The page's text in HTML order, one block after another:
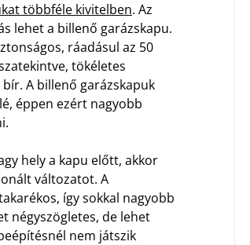
többféle kivitelben. Az
lehet a billenő garázskapu.
ráadásul az 50
tökéletes
A billenő garázskapuk
éppen ezért nagyobb
hely a kapu előtt, akkor
változatot. A
így sokkal nagyobb
négyszögletes, de lehet
nem játszik